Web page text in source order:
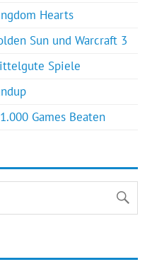
Hearts
Sun und Warcraft 3
Spiele
Games Beaten